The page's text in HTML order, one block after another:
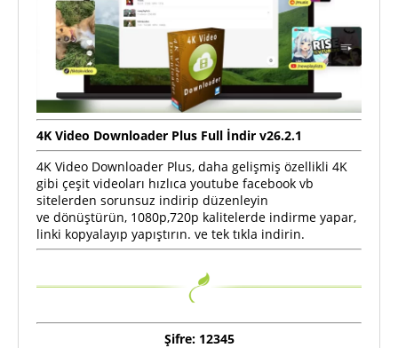
4K Video Downloader Plus Full İndir v26.2.1
4K Video Downloader Plus, daha gelişmiş özellikli 4K
gibi çeşit videoları hızlıca youtube facebook vb
sitelerden sorunsuz indirip düzenleyin
ve dönüştürün, 1080p,720p kalitelerde indirme yapar,
linki kopyalayıp yapıştırın. ve tek tıkla indirin.
Şifre: 12345